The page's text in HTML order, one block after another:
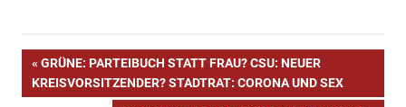
Corona
Beitragsnavigation
VORHERIGER
BEITRAG:
GRÜNE: PARTEIBUCH STATT FRAU? CSU: NEUER
KREISVORSITZENDER? STADTRAT: CORONA UND SEX